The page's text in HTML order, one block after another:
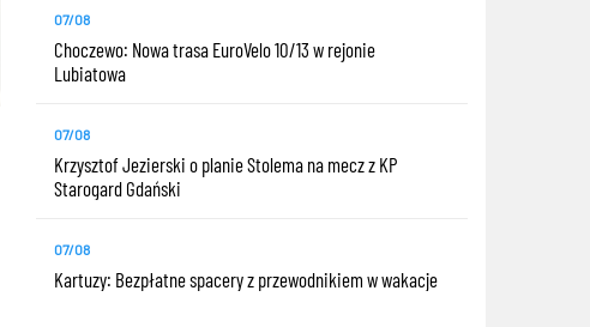
07/08
Choczewo: Nowa trasa EuroVelo 10/13 w rejonie
Lubiatowa
07/08
Krzysztof Jezierski o planie Stolema na mecz z KP
Starogard Gdański
07/08
Kartuzy: Bezpłatne spacery z przewodnikiem w wakacje